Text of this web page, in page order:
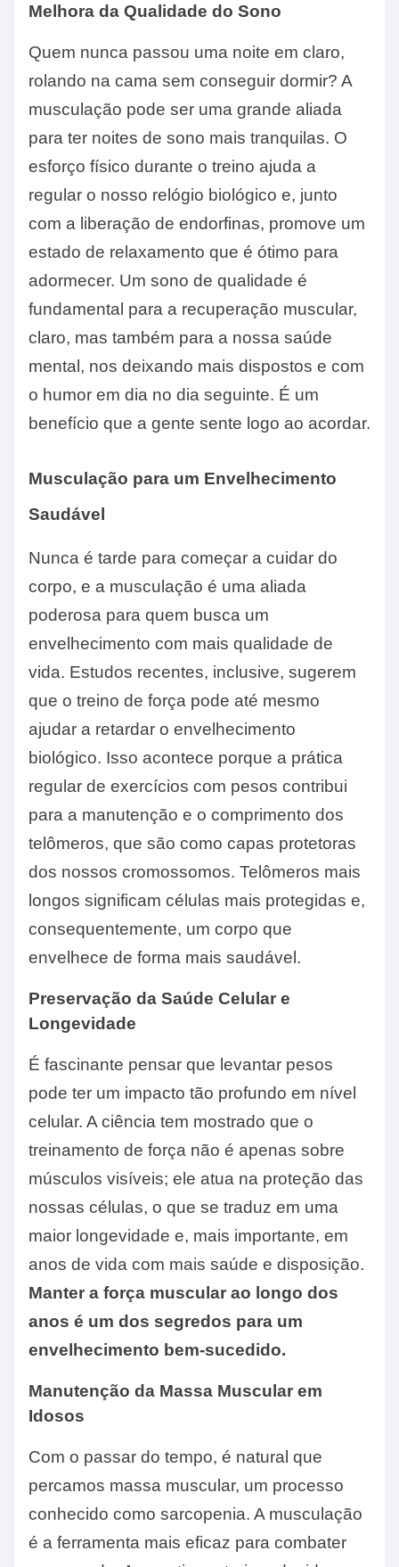
Melhora da Qualidade do Sono
Quem nunca passou uma noite em claro,
rolando na cama sem conseguir dormir? A
musculação pode ser uma grande aliada
para ter noites de sono mais tranquilas. O
esforço físico durante o treino ajuda a
regular o nosso relógio biológico e, junto
com a liberação de endorfinas, promove um
estado de relaxamento que é ótimo para
adormecer. Um sono de qualidade é
fundamental para a recuperação muscular,
claro, mas também para a nossa saúde
mental, nos deixando mais dispostos e com
o humor em dia no dia seguinte. É um
benefício que a gente sente logo ao acordar.
Musculação para um Envelhecimento
Saudável
Nunca é tarde para começar a cuidar do
corpo, e a musculação é uma aliada
poderosa para quem busca um
envelhecimento com mais qualidade de
vida. Estudos recentes, inclusive, sugerem
que o treino de força pode até mesmo
ajudar a retardar o envelhecimento
biológico. Isso acontece porque a prática
regular de exercícios com pesos contribui
para a manutenção e o comprimento dos
telômeros, que são como capas protetoras
dos nossos cromossomos. Telômeros mais
longos significam células mais protegidas e,
consequentemente, um corpo que
envelhece de forma mais saudável.
Preservação da Saúde Celular e
Longevidade
É fascinante pensar que levantar pesos
pode ter um impacto tão profundo em nível
celular. A ciência tem mostrado que o
treinamento de força não é apenas sobre
músculos visíveis; ele atua na proteção das
nossas células, o que se traduz em uma
maior longevidade e, mais importante, em
anos de vida com mais saúde e disposição.
Manter a força muscular ao longo dos
anos é um dos segredos para um
envelhecimento bem-sucedido.
Manutenção da Massa Muscular em
Idosos
Com o passar do tempo, é natural que
percamos massa muscular, um processo
conhecido como sarcopenia. A musculação
é a ferramenta mais eficaz para combater